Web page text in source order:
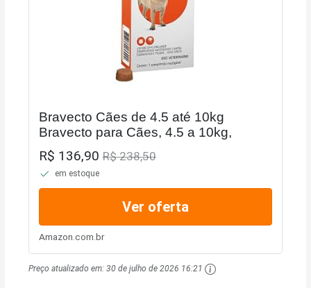
Bravecto Cães de 4.5 até 10kg
Bravecto para Cães, 4.5 a 10kg,
R$ 136,90R$ 238,50
em estoque
Ver oferta
Amazon.com.br
Preço atualizado em:30 de julho de 2026 16:21